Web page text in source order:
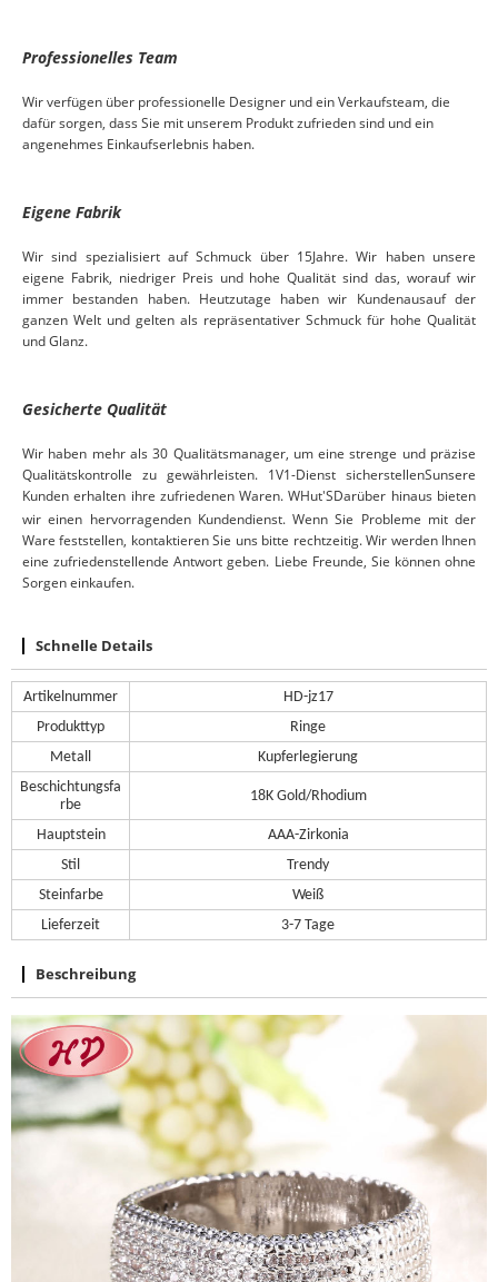
Professionelles Team
Wir verfügen über professionelle Designer und ein Verkaufsteam, die
dafür sorgen, dass Sie mit unserem Produkt zufrieden sind und ein
angenehmes Einkaufserlebnis haben.
Eigene Fabrik
Wir sind spezialisiert auf Schmuck über 15Jahre. Wir haben unsere
eigene Fabrik, niedriger Preis und hohe Qualität sind das, worauf wir
immer bestanden haben. Heutzutage haben wir Kundenausauf der
ganzen Welt und gelten als repräsentativer Schmuck für hohe Qualität
und Glanz.
Gesicherte Qualität
Wir haben mehr als 30 Qualitätsmanager, um eine strenge und präzise
Qualitätskontrolle zu gewährleisten. 1V1-Dienst sicherstellenSunsere
Kunden erhalten ihre zufriedenen Waren. WHut'SDarüber hinaus bieten
wir einen hervorragenden Kundendienst. Wenn Sie Probleme mit der
Ware feststellen, kontaktieren Sie uns bitte rechtzeitig. Wir werden Ihnen
eine zufriedenstellende Antwort geben. Liebe Freunde, Sie können ohne
Sorgen einkaufen.
Schnelle Details
Artikelnummer
HD-jz17
Produkttyp
Ringe
Metall
Kupferlegierung
Beschichtungsfa
rbe
18K Gold/Rhodium
Hauptstein
AAA-Zirkonia
Stil
Trendy
Steinfarbe
Weiß
Lieferzeit
3-7 Tage
Beschreibung